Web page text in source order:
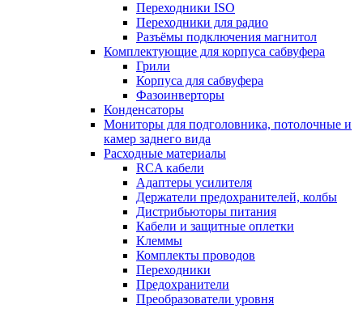
Переходники ISO
Переходники для радио
Разъёмы подключения магнитол
Комплектующие для корпуса сабвуфера
Грили
Корпуса для сабвуфера
Фазоинверторы
Конденсаторы
Мониторы для подголовника, потолочные и
камер заднего вида
Расходные материалы
RCA кабели
Адаптеры усилителя
Держатели предохранителей, колбы
Дистрибьюторы питания
Кабели и защитные оплетки
Клеммы
Комплекты проводов
Переходники
Предохранители
Преобразователи уровня